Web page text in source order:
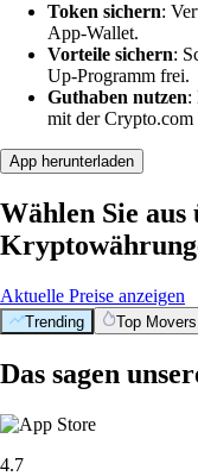
Token sichern:
App-Wallet.
Vorteile sichern:
Up-Programm frei.
Guthaben nutzen:
mit der Crypto.com
App herunterladen
Wählen Sie aus
Aktuelle Preise anzeigen
Trending Top Movers
Das sagen
4.7